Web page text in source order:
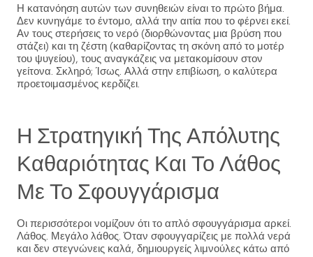
Η κατανόηση αυτών των συνηθειών είναι το πρώτο βήμα.
Δεν κυνηγάμε το έντομο, αλλά την αιτία που το φέρνει εκεί.
Αν τους στερήσεις το νερό (διορθώνοντας μια βρύση που
στάζει) και τη ζέστη (καθαρίζοντας τη σκόνη από το μοτέρ
του ψυγείου), τους αναγκάζεις να μετακομίσουν στον
γείτονα. Σκληρό; Ίσως. Αλλά στην επιβίωση, ο καλύτερα
προετοιμασμένος κερδίζει.
Η Στρατηγική Της Απόλυτης
Καθαριότητας Και Το Λάθος
Με Το Σφουγγάρισμα
Οι περισσότεροι νομίζουν ότι το απλό σφουγγάρισμα αρκεί.
Λάθος. Μεγάλο λάθος. Όταν σφουγγαρίζεις με πολλά νερά
και δεν στεγνώνεις καλά, δημιουργείς λιμνούλες κάτω από